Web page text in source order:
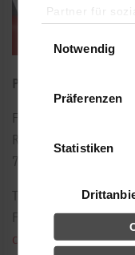
Partner für
YouTube,
Daten
haben oder
Notwendig
Präferenzen
Statistiken
Professor für
Florianstraße 15
Raum: 119
72160
07451/521-171
Fax: 07451/521-111
c.zender@hb.dhbw-